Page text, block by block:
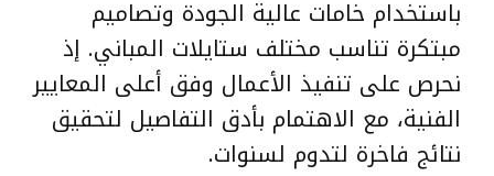
باستخدام خامات عالية الجودة وتصاميم
مبتكرة تناسب مختلف ستايلات المباني. إذ
نحرص على تنفيذ الأعمال وفق أعلى المعايير
الفنية، مع الاهتمام بأدق التفاصيل لتحقيق
نتائج فاخرة لتدوم لسنوات.